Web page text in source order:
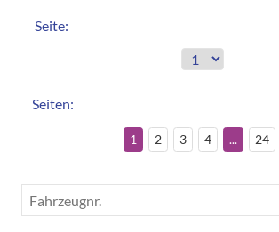
Seite:
Seiten:
1 2 3 4 ... 24
Fahrzeugnr.